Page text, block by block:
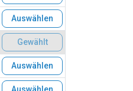
Auswählen
Gewählt
Auswählen